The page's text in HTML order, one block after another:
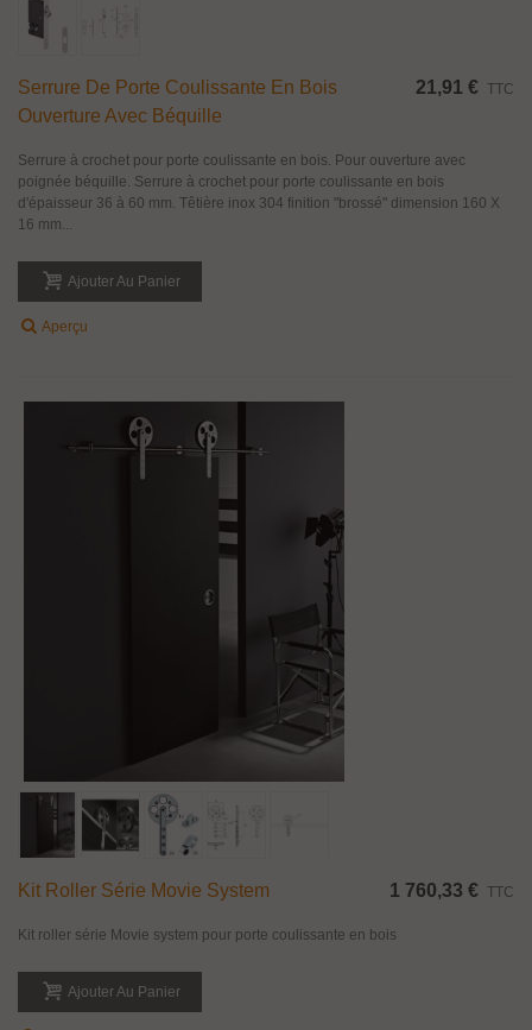
Serrure De Porte Coulissante En Bois
Ouverture Avec Béquille
21,91 € TTC
Serrure à crochet pour porte coulissante en bois. Pour ouverture avec
poignée béquille. Serrure à crochet pour porte coulissante en bois
d'épaisseur 36 à 60 mm. Têtière inox 304 finition "brossé" dimension 160 X
16 mm...
Ajouter Au Panier
Aperçu
Kit Roller Série Movie System 1 760,33 € TTC
Kit roller série Movie system pour porte coulissante en bois
Ajouter Au Panier